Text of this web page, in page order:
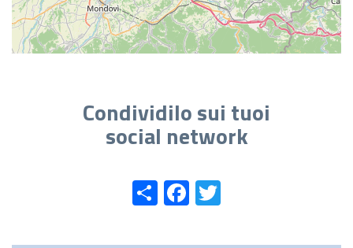
Condividilo sui tuoi
social network
ShareFacebook